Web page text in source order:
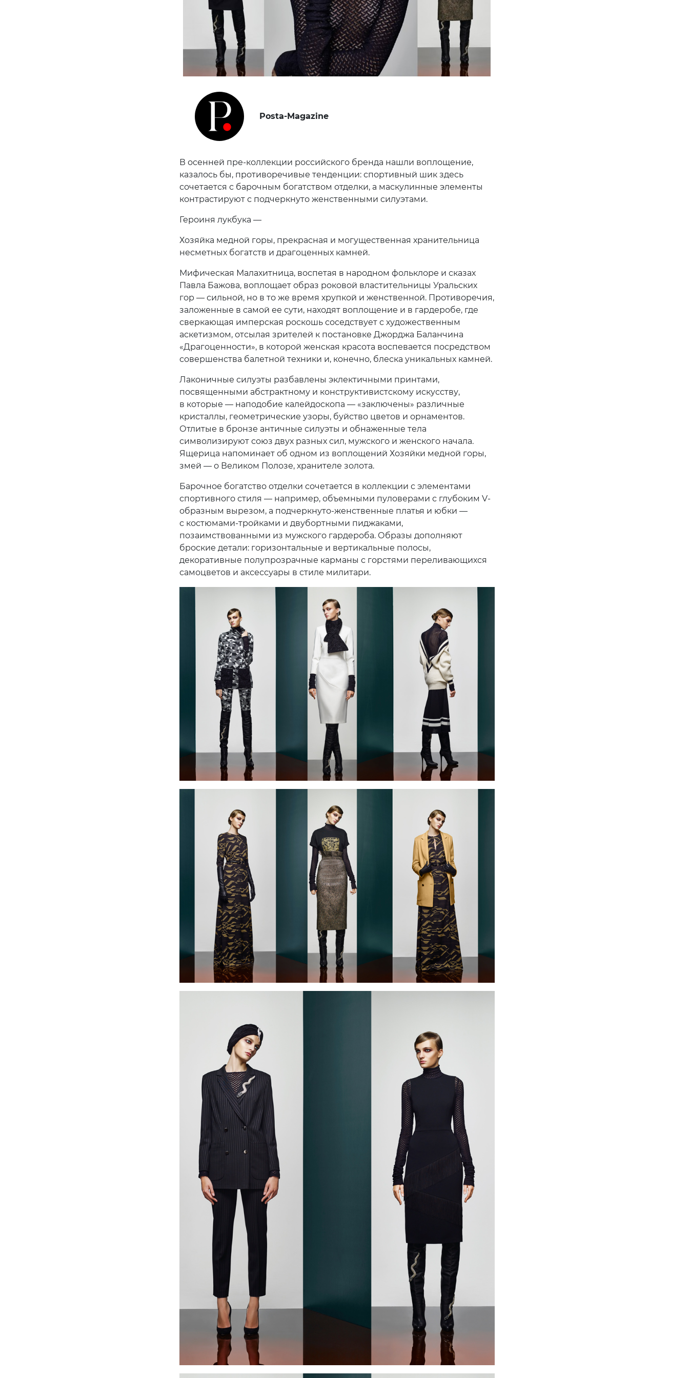
Posta-Magazine
В осенней пре-коллекции российского бренда нашли воплощение,
казалось бы, противоречивые тенденции: спортивный шик здесь
сочетается с барочным богатством отделки, а маскулинные элементы
контрастируют с подчеркнуто женственными силуэтами.
Героиня лукбука —
Хозяйка медной горы, прекрасная и могущественная хранительница
несметных богатств и драгоценных камней.
Мифическая Малахитница, воспетая в народном фольклоре и сказах
Павла Бажова, воплощает образ роковой властительницы Уральских
гор — сильной, но в то же время хрупкой и женственной. Противоречия,
заложенные в самой ее сути, находят воплощение и в гардеробе, где
сверкающая имперская роскошь соседствует с художественным
аскетизмом, отсылая зрителей к постановке Джорджа Баланчина
«Драгоценности», в которой женская красота воспевается посредством
совершенства балетной техники и, конечно, блеска уникальных камней.
Лаконичные силуэты разбавлены эклектичными принтами,
посвященными абстрактному и конструктивистскому искусству,
в которые — наподобие калейдоскопа — «заключены» различные
кристаллы, геометрические узоры, буйство цветов и орнаментов.
Отлитые в бронзе античные силуэты и обнаженные тела
символизируют союз двух разных сил, мужского и женского начала.
Ящерица напоминает об одном из воплощений Хозяйки медной горы,
змей — о Великом Полозе, хранителе золота.
Барочное богатство отделки сочетается в коллекции с элементами
спортивного стиля — например, объемными пуловерами с глубоким V-
образным вырезом, а подчеркнуто-женственные платья и юбки —
с костюмами-тройками и двубортными пиджаками,
позаимствованными из мужского гардероба. Образы дополняют
броские детали: горизонтальные и вертикальные полосы,
декоративные полупрозрачные карманы с горстями переливающихся
самоцветов и аксессуары в стиле милитари.